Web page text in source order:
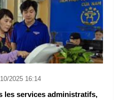
2025 16:14
les services administratifs,